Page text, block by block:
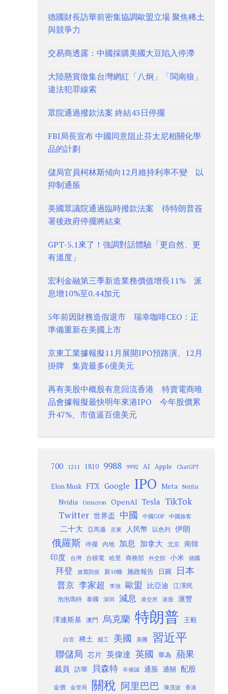
德國財長訪華前密集協調歐盟立場 聚焦稀土
與競爭力
交易商透露：中國採購美國大豆陷入停滯
大陸懸賞徵集台灣網紅「八炯」「閩南狼」
違法犯罪線索
眾院通過撥款法案 終結43日停擺
FBI局長宣布 中國同意阻止芬太尼相關化學
品的計劃
儲局官員柯林斯傾向12月維持利率不變 以
抑制通脹
美國眾議院通過臨時撥款法案 待特朗普簽
署後政府停擺將結束
GPT-5.1來了！強調對話體驗「更自然、更
有溫度」
宏利金融第三季新造業務價值增長11% 派
息增10%至0.44加元
5年前因財務造假退市 瑞幸咖啡CEO：正
準備重新在美國上市
京東工業據報擬11月展開IPO預路演、12月
掛牌 集資最多6億美元
再有美股中概股有意回流香港 特賣電商唯
品會據報擬最快明年來港IPO 今年股價累
升47%、市值逼百億美元
700 1211 1810 9988 9992 AI Apple ChatGPT
Elon Musk FTX Google IPO Meta Netflix
Nvidia Omicron OpenAI Tesla TikTok
Twitter 世界盃 中國 中國GDP 中國旅客
二十大 亞馬遜 京東 人民幣 以色列 伊朗
俄羅斯 停擺 內地 加息 加拿大 北京
南韓
印度
台灣 台積電 哈里 商務部 外交部 小米 德國
拜登 放寬防疫 新10條 施政報告 日圓 日本
普京 李家超 李強 歐盟 比亞迪 江澤民
泡泡瑪特 泰國 深圳 減息 港交所 港股 滙豐
澤連斯基 澳門 烏克蘭 特朗普 王毅
白宮 稀土 罷工 美國 美團 習近平
聯儲局 芯片 英偉達 英國 華為 蘋果
裁員 訪華 貝森特 辛偉誠 通脹 通關 配股
金價 金管局 關稅 阿里巴巴 陳茂波 香港